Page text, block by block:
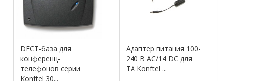
DECT-база для
конференц-
телефонов серии
Konftel 30...
Адаптер питания 100-
240 В AC/14 DC для
ТА Konftel ...